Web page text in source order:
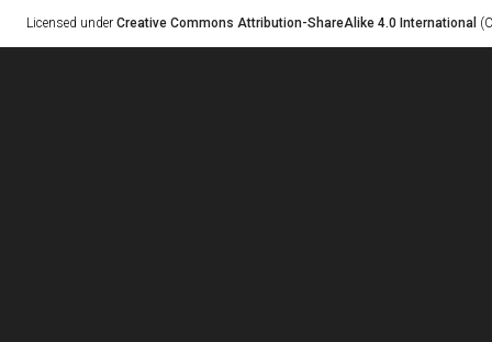
Licensed under Creative Commons Attribution-ShareAlike 4.0 International